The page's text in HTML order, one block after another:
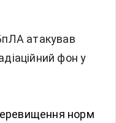
атакував
фон у
норм